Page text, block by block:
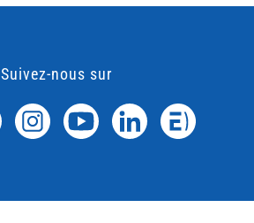
Suivez-nous sur